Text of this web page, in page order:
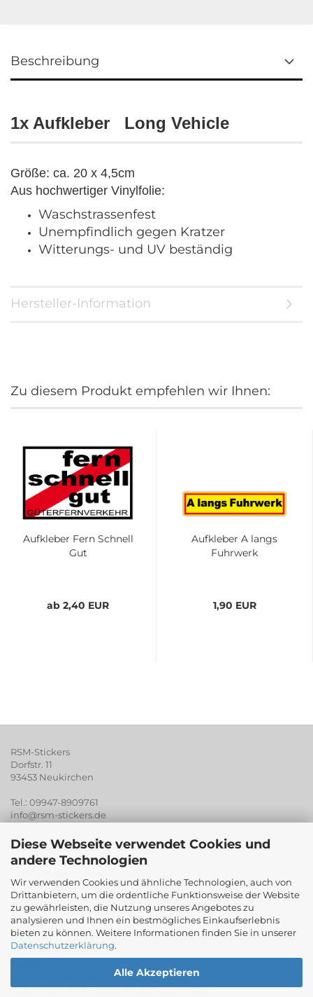
Diese Webseite verwendet Cookies und
andere Technologien
Wir verwenden Cookies und ähnliche Technologien, auch von
Drittanbietern, um die ordentliche Funktionsweise der Website
zu gewährleisten, die Nutzung unseres Angebotes zu
analysieren und Ihnen ein bestmögliches Einkaufserlebnis
bieten zu können. Weitere Informationen finden Sie in unserer
Datenschutzerklärung.
Alle Akzeptieren
Beschreibung
1x Aufkleber Long Vehicle
Größe: ca. 20 x 4,5cm
Aus hochwertiger Vinylfolie:
Waschstrassenfest
Unempfindlich gegen Kratzer
Witterungs- und UV beständig
Hersteller-Information
Zu diesem Produkt empfehlen wir Ihnen:
Aufkleber Fern Schnell
Gut
ab 2,40 EUR
Aufkleber A langs
Fuhrwerk
1,90 EUR
RSM-Stickers
Dorfstr. 11
93453 Neukirchen
Tel.: 09947-8909761
info@rsm-stickers.de
Aufkleber / Beschriftungen
Digitaldruck
Werberartikel
Banner / Spanntransparente
und vieles mehr...
Impressum
Versand- & Zahlungsbedingungen
Widerrufsrecht & Muster-Widerrufsformular